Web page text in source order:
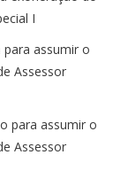
I
para assumir o
Assessor
para assumir o
Assessor